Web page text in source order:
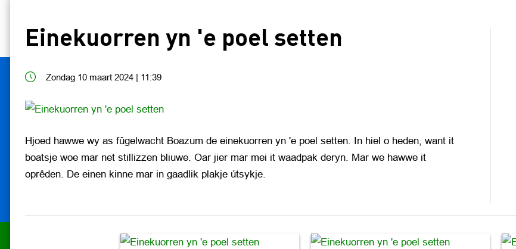
Einekuorren yn 'e poel setten
Zondag 10 maart 2024 | 11:39
Hjoed hawwe wy as fûgelwacht Boazum de einekuorren yn 'e poel setten. In hiel o heden, want it
boatsje woe mar net stillizzen bliuwe. Oar jier mar mei it waadpak deryn. Mar we hawwe it
oprêden. De einen kinne mar in gaadlik plakje útsykje.